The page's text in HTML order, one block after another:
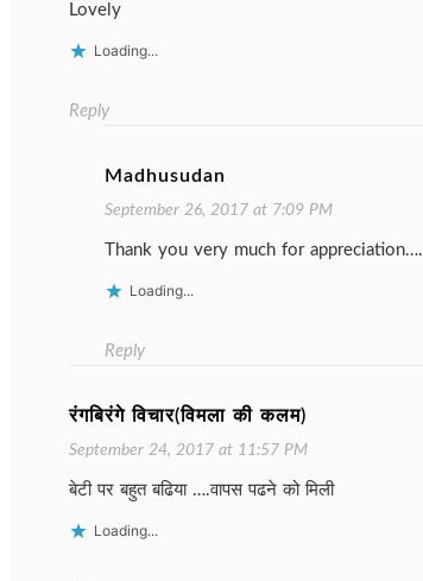
Lovely
Loading...
Reply
Madhusudan
September 26, 2017 at 7:09 PM
Thank you very much for appreciation….
Loading...
Reply
रंगबिरंगे विचार(विमला की कलम)
September 24, 2017 at 11:57 PM
बेटी पर बहुत बढिया ….वापस पढने को मिली
Loading...